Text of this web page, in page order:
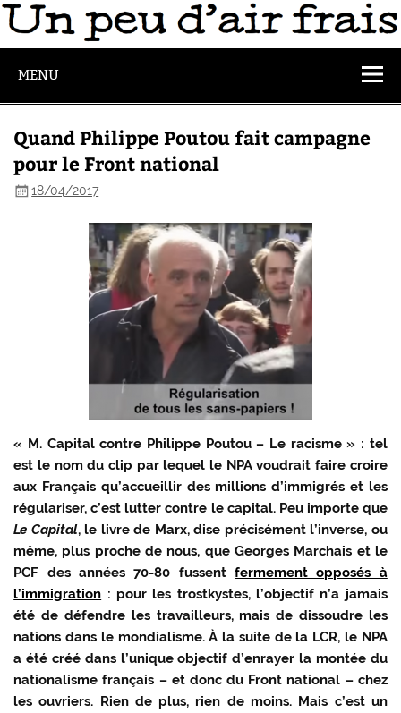
MENU
Quand Philippe Poutou fait campagne
pour le Front national
18/04/2017
« M. Capital contre Philippe Poutou – Le racisme » : tel
est le nom du clip par lequel le NPA voudrait faire croire
aux Français qu’accueillir des millions d’immigrés et les
régulariser, c’est lutter contre le capital. Peu importe que
Le Capital, le livre de Marx, dise précisément l’inverse, ou
même, plus proche de nous, que Georges Marchais et le
PCF des années 70-80 fussentfermement opposés à
l’immigration : pour les trostkystes, l’objectif n’a jamais
été de défendre les travailleurs, mais de dissoudre les
nations dans le mondialisme. À la suite de la LCR, le NPA
a été créé dans l’unique objectif d’enrayer la montée du
nationalisme français – et donc du Front national – chez
les ouvriers. Rien de plus, rien de moins. Mais c’est un